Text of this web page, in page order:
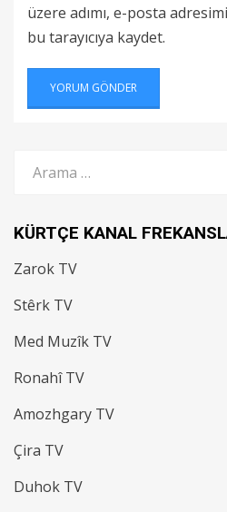
üzere adımı, e-posta
bu tarayıcıya kaydet.
KÜRTÇE KANAL
Zarok TV
Stêrk TV
Med Muzîk TV
Ronahî TV
Amozhgary TV
Çira TV
Duhok TV